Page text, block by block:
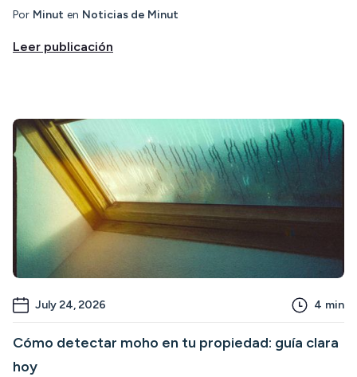
Por Minut en Noticias de Minut
Leer publicación
July 24, 2026 4 min
Cómo detectar moho en tu propiedad: guía clara
hoy